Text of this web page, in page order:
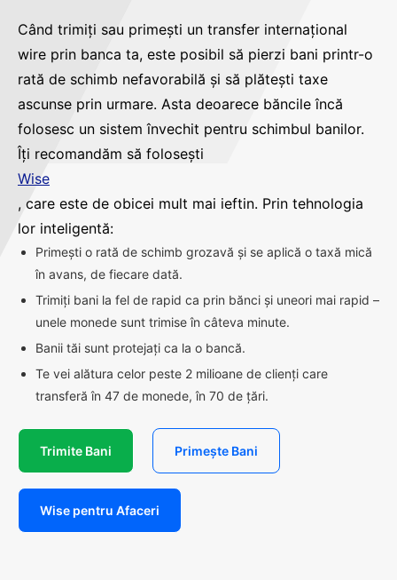
Când trimiți sau primești un transfer internațional
wire prin banca ta, este posibil să pierzi bani printr-o
rată de schimb nefavorabilă și să plătești taxe
ascunse prin urmare. Asta deoarece băncile încă
folosesc un sistem învechit pentru schimbul banilor.
Îți recomandăm să folosești
Wise
, care este de obicei mult mai ieftin. Prin tehnologia
lor inteligentă:
Primești o rată de schimb grozavă și se aplică o taxă mică
în avans, de fiecare dată.
Trimiți bani la fel de rapid ca prin bănci și uneori mai rapid –
unele monede sunt trimise în câteva minute.
Banii tăi sunt protejați ca la o bancă.
Te vei alătura celor peste 2 milioane de clienți care
transferă în 47 de monede, în 70 de țări.
Trimite Bani Primește Bani
Wise pentru Afaceri